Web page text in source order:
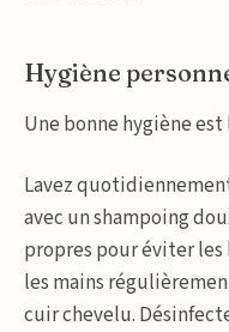
Hygiène
Une bonne hygiène
Lavez
avec un shampoing
propres pour éviter les
les mains
cuir chevelu.